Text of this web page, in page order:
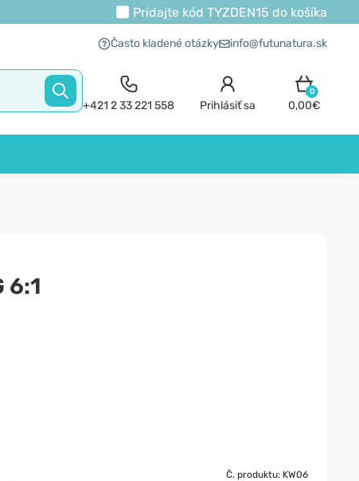
Pridajte kód TYZDEN15 do košíka
Často kladené otázky info@futunatura.sk
+421 2 33 221 558 Prihlásiť sa
0
0,00€
6:1
Č. produktu: KW06